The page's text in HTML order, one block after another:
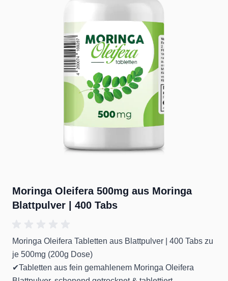
Moringa Oleifera 500mg aus Moringa
Blattpulver | 400 Tabs
Moringa Oleifera Tabletten aus Blattpulver | 400 Tabs zu
je 500mg (200g Dose)
✔Tabletten aus fein gemahlenem Moringa Oleifera